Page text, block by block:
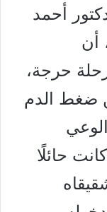
أحمد
أن
حرجة،
ضغط الدم
حائلًا